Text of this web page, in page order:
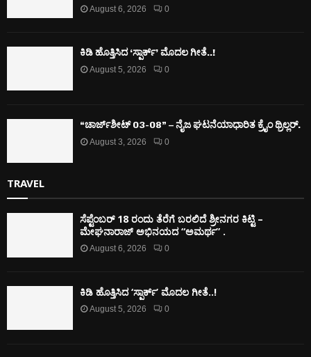
August 6, 2026 0
ಕಿಡಿ‌‌ ಹೊತ್ತಿಸಿದ ‘ಸ್ಪಾರ್ಕ್’ ಮೊದಲ‌ ಗೀತೆ..!
August 5, 2026 0
“ಚಾರ್ಜ್‌ಶೀಟ್ 03-08” – ನೈಜ ಘಟನೆಯಾಧಾರಿತ ಕ್ರೈಂ ಥ್ರಿಲ್ಲರ್.
August 3, 2026 0
TRAVEL
ಸೆಪ್ಟೆಂಬರ್ 18 ರಂದು ತೆರೆಗೆ ಬರಲಿದೆ ಶ್ರೀನಗರ ಕಿಟ್ಟಿ –
ಮೇಘನಾರಾಜ್ ಅಭಿನಯದ “ಅಮರ್ಥ” .
August 6, 2026 0
ಕಿಡಿ‌‌ ಹೊತ್ತಿಸಿದ ‘ಸ್ಪಾರ್ಕ್’ ಮೊದಲ‌ ಗೀತೆ..!
August 5, 2026 0